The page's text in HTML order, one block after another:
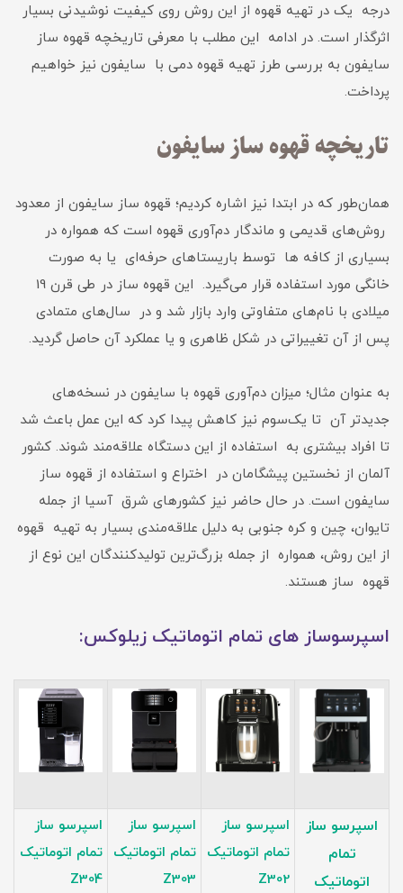
درجه یک در تهیه قهوه از این روش روی کیفیت نوشیدنی بسیار
اثرگذار است. در ادامه این مطلب با معرفی تاریخچه قهوه ساز
سایفون به بررسی طرز تهیه قهوه دمی با سایفون نیز خواهیم
پرداخت.
تاریخچه قهوه ساز سایفون
همان‌طور که در ابتدا نیز اشاره کردیم؛ قهوه ساز سایفون از معدود
روش‌های قدیمی و ماندگار دم‌آوری قهوه است که همواره در
بسیاری از کافه ها توسط باریستاهای حرفه‌ای یا به ‌صورت
خانگی مورد استفاده قرار می‌گیرد. این قهوه ساز در طی قرن 19
میلادی با نام‌های متفاوتی وارد بازار شد و در سال‌های متمادی
پس از آن تغییراتی در شکل ظاهری و یا عملکرد آن حاصل گردید.
به ‌عنوان ‌مثال؛ میزان دم‌آوری قهوه با سایفون در نسخه‌های
جدیدتر آن تا یک‌سوم نیز کاهش پیدا کرد که این عمل باعث شد
تا افراد بیشتری به استفاده از این دستگاه علاقه‌مند شوند. کشور
آلمان از نخستین پیشگامان در اختراع و استفاده از قهوه ساز
سایفون است. در حال حاضر نیز کشورهای شرق آسیا از جمله
تایوان، چین و کره جنوبی به دلیل علاقه‌مندی بسیار به تهیه قهوه
از این روش، همواره از جمله بزرگ‌ترین تولیدکنندگان این نوع از
قهوه ساز هستند.
اسپرسوساز های تمام اتوماتیک زیلوکس:
اسپرسو ساز
تمام
اتوماتیک
اسپرسو ساز
تمام اتوماتیک
Z302
اسپرسو ساز
تمام اتوماتیک
Z303
اسپرسو ساز
تمام اتوماتیک
Z304